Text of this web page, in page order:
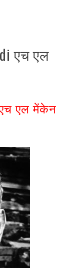
एच एल
एच एल मेंकेन